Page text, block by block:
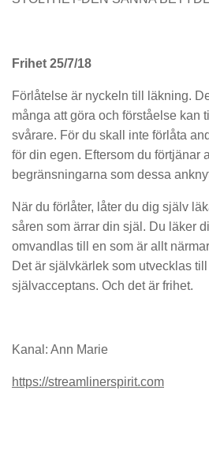
Frihet 25/7/18
Förlåtelse är nyckeln till läkning.
många att göra och förståelse kan
svårare. För du skall inte förlåta
för din egen. Eftersom du förtjänar
begränsningarna som dessa
När du förlåter, låter du dig själv
såren som ärrar din själ. Du läker
omvandlas till en som är allt
Det är självkärlek som utvecklas
självacceptans. Och det är frihet.
Kanal: Ann Marie
https://streamlinerspirit.com